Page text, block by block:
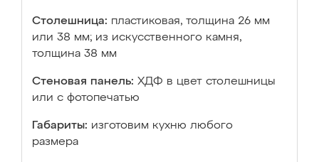
Столешница: пластиковая, толщина 26 мм
или 38 мм; из искусственного камня,
толщина 38 мм
Стеновая панель: ХДФ в цвет столешницы
или с фотопечатью
Габариты: изготовим кухню любого
размера